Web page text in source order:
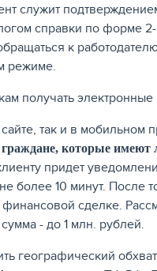
служит
справки по
к
режиме.
так и в мобильном
которые имеют
придет
более 10 минут. После
сделке.
- до 1 млн. рублей.
географический